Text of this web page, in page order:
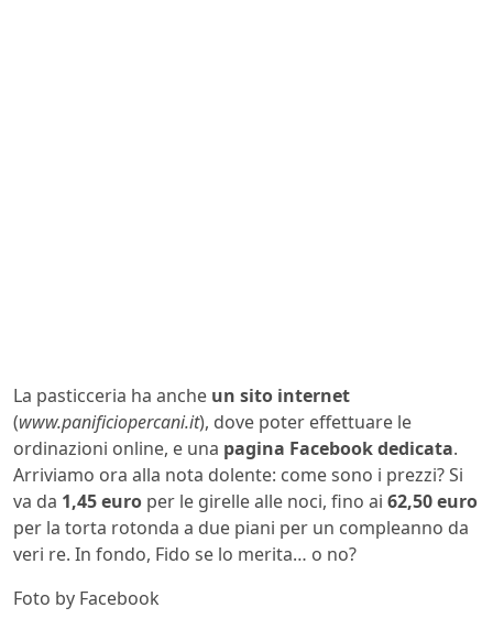
La pasticceria ha anche un sito internet
(www.panificiopercani.it), dove poter effettuare le
ordinazioni online, e una pagina Facebook dedicata.
Arriviamo ora alla nota dolente: come sono i prezzi? Si
va da 1,45 euro per le girelle alle noci, fino ai 62,50 euro
per la torta rotonda a due piani per un compleanno da
veri re. In fondo, Fido se lo merita… o no?
Foto by Facebook